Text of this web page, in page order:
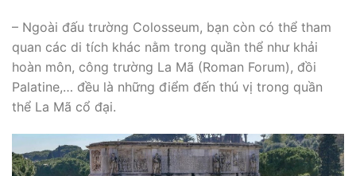
– Ngoài đấu trường Colosseum, bạn còn có thể tham
quan các di tích khác nằm trong quần thể như khải
hoàn môn, công trường La Mã (Roman Forum), đồi
Palatine,… đều là những điểm đến thú vị trong quần
thể La Mã cổ đại.